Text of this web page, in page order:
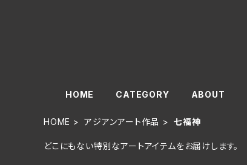
HOME CATEGORY ABOUT
HOME アジアンアート作品 七福神
どこにもない特別なアートアイテムをお届けします。